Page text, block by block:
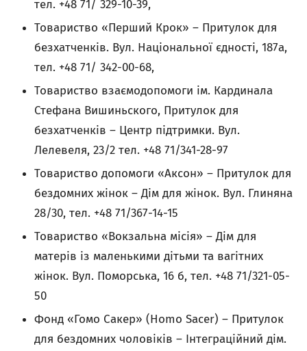
тел. +48 71/ 329-10-39,
Товариство «Перший Крок» – Притулок для
безхатченків. Вул. Національної єдності, 187a,
тел. +48 71/ 342-00-68,
Товариство взаємодопомоги ім. Кардинала
Стефана Вишиньского, Притулок для
безхатченків – Центр підтримки. Вул.
Лелевеля, 23/2 тел. +48 71/341-28-97
Товариство допомоги «Аксон» – Притулок для
бездомних жінок – Дім для жінок. Вул. Глиняна
28/30, тел. +48 71/367-14-15
Товариство «Вокзальна місія» – Дім для
матерів із маленькими дітьми та вагітних
жінок. Вул. Поморська, 16 б, тел. +48 71/321-05-
50
Фонд «Гомо Сакер» (Homo Sacer) – Притулок
для бездомних чоловіків – Інтеграційний дім.